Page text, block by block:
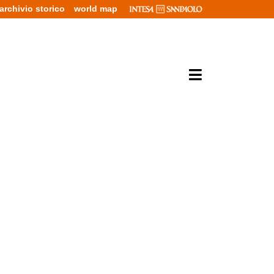
archivio storico world map